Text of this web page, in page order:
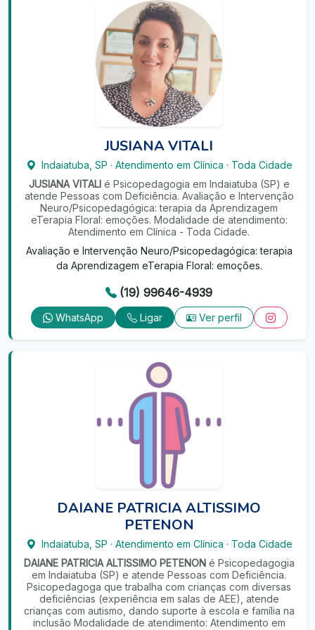
JUSIANA VITALI
Indaiatuba SP · Atendimento em Clínica · Toda Cidade
JUSIANA VITALIé Psicopedagogia em Indaiatuba (SP) e
atende Pessoas com Deficiência. Avaliação e Intervenção
Neuro/Psicopedagógica: terapia da Aprendizagem
eTerapia Floral: emoções. Modalidade de atendimento:
Atendimento em Clínica - Toda Cidade.
Avaliação e Intervenção Neuro/Psicopedagógica: terapia
da Aprendizagem eTerapia Floral: emoções.
(19) 99646-4939
WhatsApp Ligar Ver perfil
DAIANE PATRICIA ALTISSIMO
PETENON
Indaiatuba SP · Atendimento em Clínica · Toda Cidade
DAIANE PATRICIA ALTISSIMO PETENONé Psicopedagogia
em Indaiatuba (SP) e atende Pessoas com Deficiência.
Psicopedagoga que trabalha com crianças com diversas
deficiências (experiência em salas de AEE), atende
crianças com autismo, dando suporte à escola e família na
inclusão Modalidade de atendimento: Atendimento em